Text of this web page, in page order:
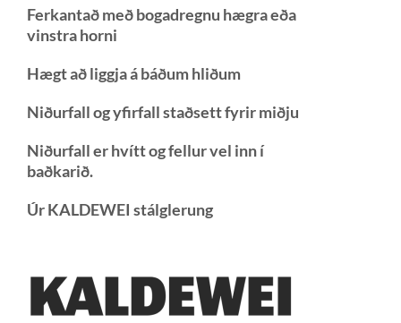
Ferkantað með bogadregnu hægra eða
vinstra horni
Hægt að liggja á báðum hliðum
Niðurfall og yfirfall staðsett fyrir miðju
Niðurfall er hvítt og fellur vel inn í
baðkarið.
Úr KALDEWEI stálglerung